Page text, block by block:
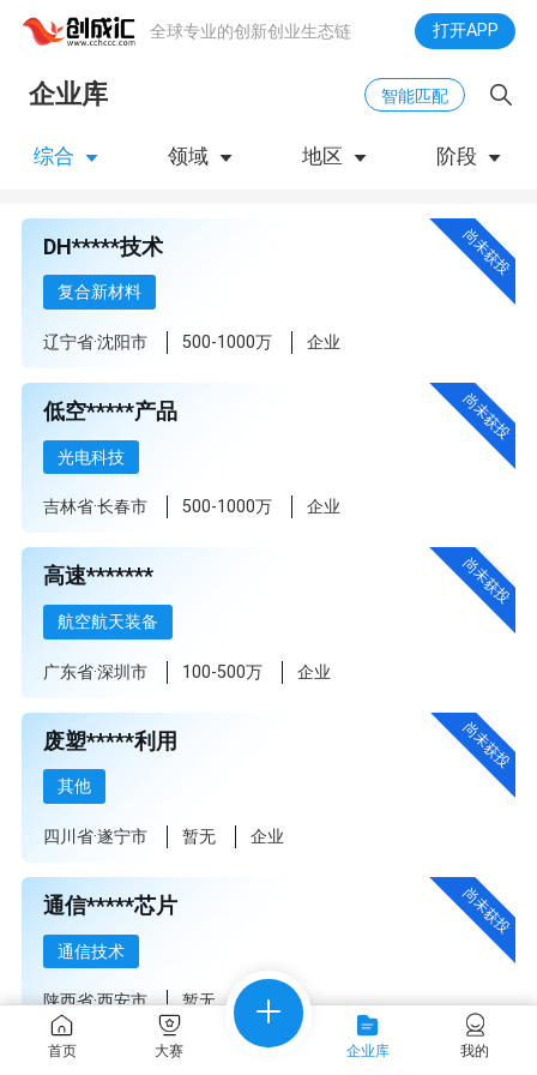
全球专业的创新创业生态链 打开APP
企业库 智能匹配
综合 领域 地区 阶段
下拉刷新
DH*****技术
复合新材料
辽宁省·沈阳市 500-1000万 企业
尚未获投
低空*****产品
光电科技
吉林省·长春市 500-1000万 企业
尚未获投
高速*******
航空航天装备
广东省·深圳市 100-500万 企业
尚未获投
废塑*****利用
其他
四川省·遂宁市 暂无 企业
尚未获投
通信*****芯片
通信技术
陕西省·西安市 暂无 企业
尚未获投
首页 大赛 企业库 我的